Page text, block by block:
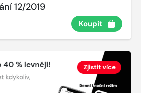
12/2019
Koupit